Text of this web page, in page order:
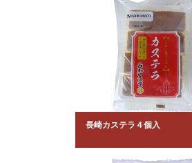
長崎カステラ４個入